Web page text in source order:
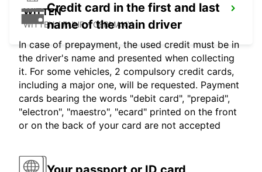
WITTEN
WITTEN / RUHR - GERMANY
Credit card in the first and last
name of the main driver
In case of prepayment, the used credit must be in
the driver's name and presented when collecting
it. For some vehicles, 2 compulsory credit cards,
including a major one, will be requested. Payment
cards bearing the words "debit card", "prepaid",
"electron", "maestro", "ecard" printed on the front
or on the back of your card are not accepted